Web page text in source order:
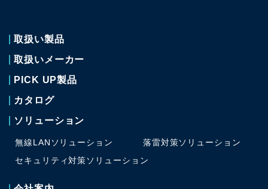
取扱い製品
取扱いメーカー
PICK UP製品
カタログ
ソリューション
無線LANソリューション
落雷対策ソリューション
セキュリティ対策ソリューション